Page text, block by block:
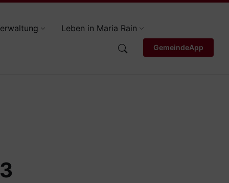
Leben in Maria Rain
GemeindeApp